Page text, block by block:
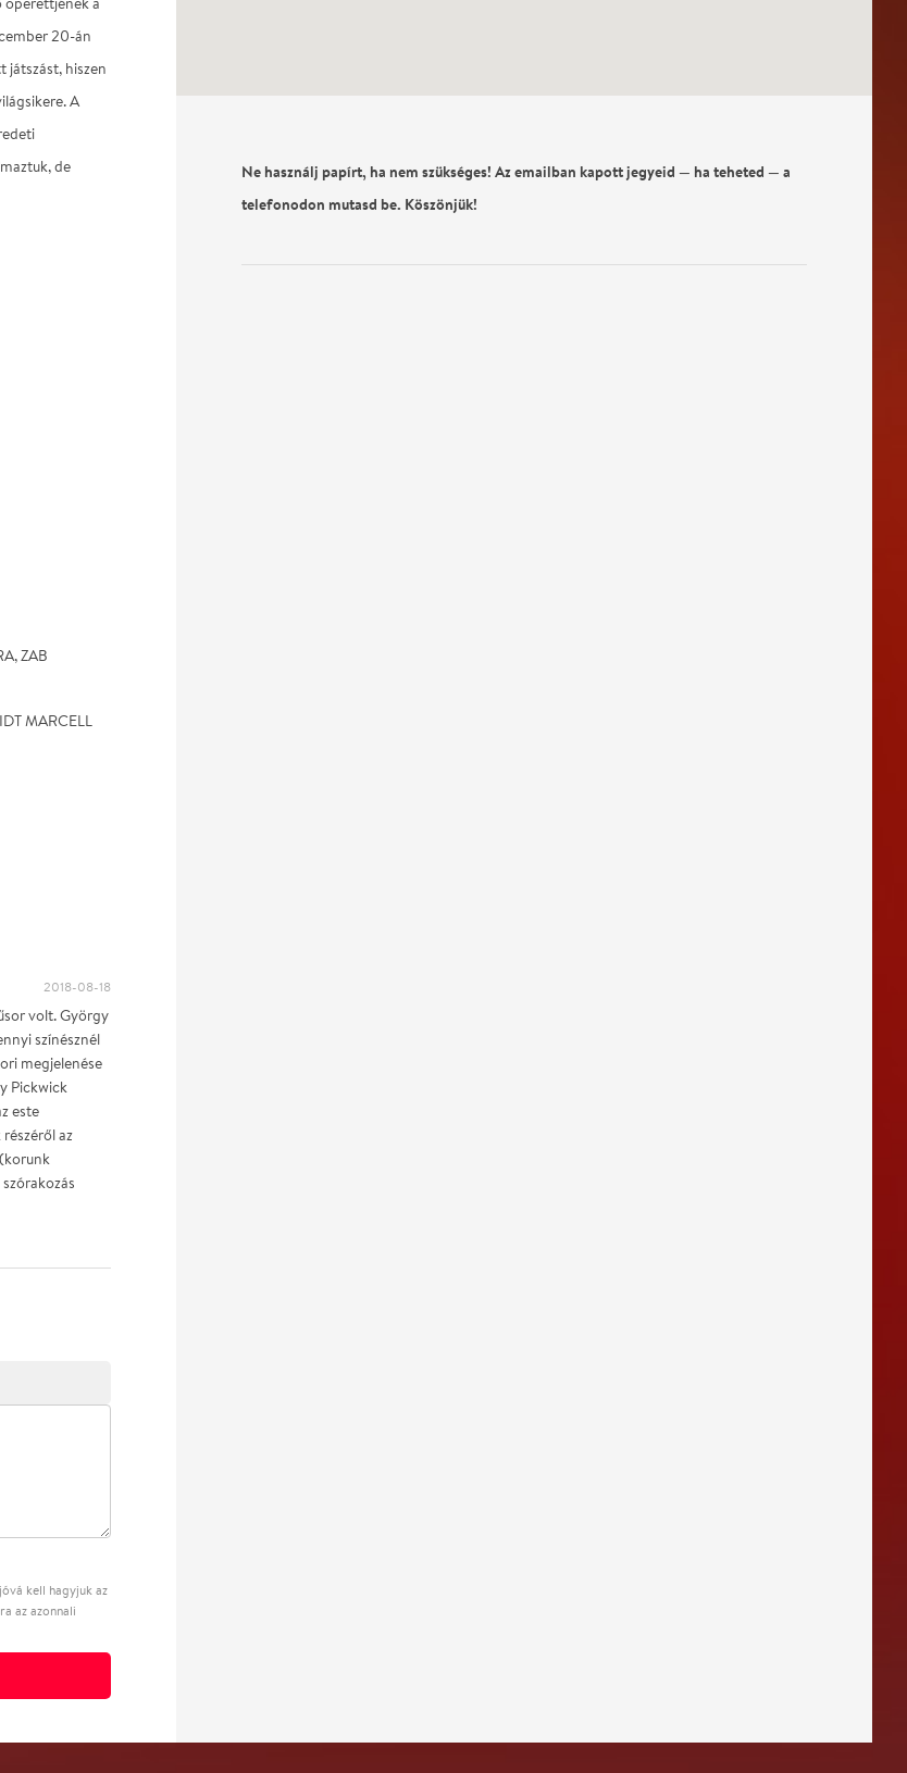
20-án
játszást, hiszen
A
de
ZAB
MARCELL
Ne használj papírt, ha nem szükséges! Az emailban kapott jegyeid — ha teheted — a
telefonodon mutasd be. Köszönjük!
2018-08-18
volt. György
színésznél
megjelenése
Pickwick
este
az
kell hagyjuk az
az azonnali